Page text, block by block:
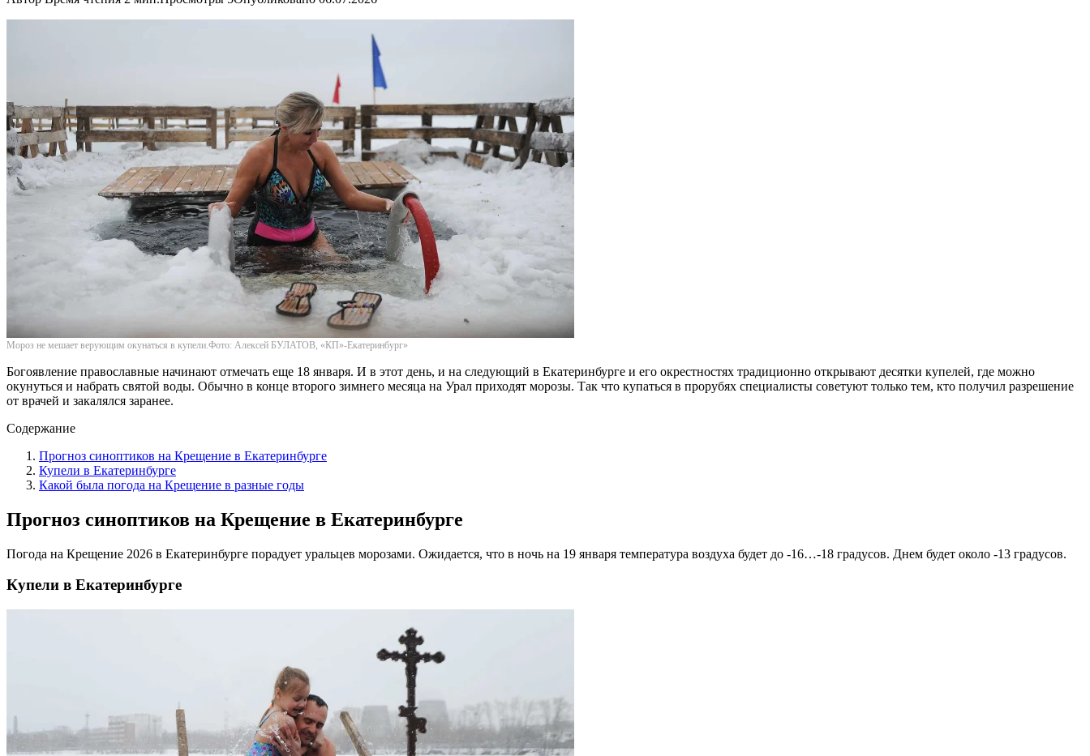
Мороз не мешает верующим окунаться в купели.Фото: Алексей БУЛАТОВ, «КП»-Екатеринбург»
Богоявление православные начинают отмечать еще 18 января. И в этот день, и на следующий в Екатеринбурге и его окрестностях традиционно открывают десятки купелей, где можно
окунуться и набрать святой воды. Обычно в конце второго зимнего месяца на Урал приходят морозы. Так что купаться в прорубях специалисты советуют только тем, кто получил разрешение
от врачей и закалялся заранее.
Содержание
Прогноз синоптиков на Крещение в Екатеринбурге
Купели в Екатеринбурге
Какой была погода на Крещение в разные годы
Прогноз синоптиков на Крещение в Екатеринбурге
Погода на Крещение 2026 в Екатеринбурге порадует уральцев морозами. Ожидается, что в ночь на 19 января температура воздуха будет до -16…-18 градусов. Днем будет около -13 градусов.
Купели в Екатеринбурге